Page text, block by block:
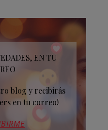
EN TU
blog y recibirás
en tu correo!